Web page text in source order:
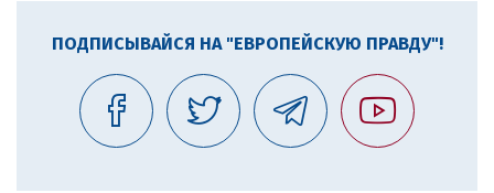
ПОДПИСЫВАЙСЯ НА "ЕВРОПЕЙСКУЮ ПРАВДУ"!